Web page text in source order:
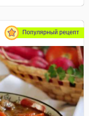
Популярный рецепт